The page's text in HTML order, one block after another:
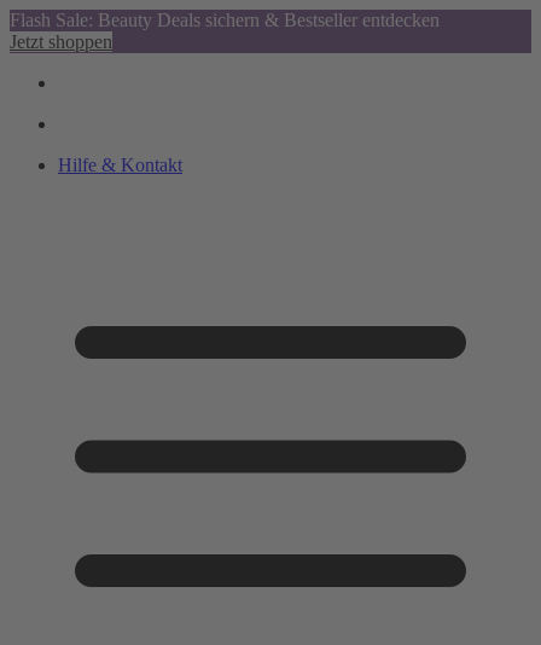
Flash Sale: Beauty Deals sichern & Bestseller entdecken
Jetzt shoppen
Hilfe & Kontakt